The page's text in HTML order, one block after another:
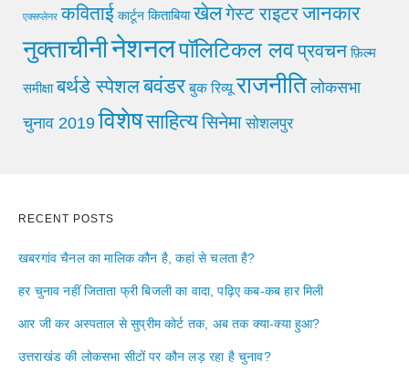
एक्सप्लेनर कविताई कार्टून किताबिया खेलगेस्ट राइटरजानकार
नुक्ताचीनीनेशनलपॉलिटिकल लवप्रवचन फ़िल्म
समीक्षा बर्थडे स्पेशलबवंडर बुक रिव्यू राजनीति लोकसभा
चुनाव 2019 विशेषसाहित्यसिनेमा सोशलपुर
RECENT POSTS
खबरगांव चैनल का मालिक कौन है, कहां से चलता है?
हर चुनाव नहीं जिताता फ्री बिजली का वादा, पढ़िए कब-कब हार मिली
आर जी कर अस्पताल से सुप्रीम कोर्ट तक, अब तक क्या-क्या हुआ?
उत्तराखंड की लोकसभा सीटों पर कौन लड़ रहा है चुनाव?